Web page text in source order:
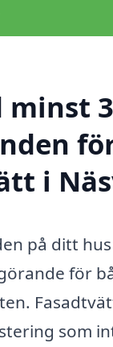
minst 3
i
på ditt
för
som